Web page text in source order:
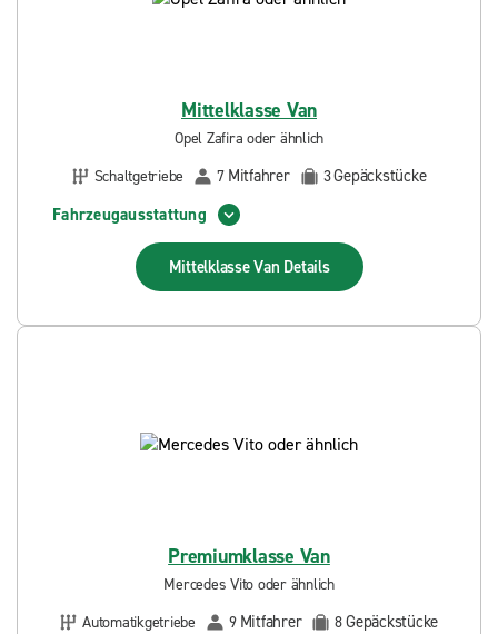
Mittelklasse Van
Opel Zafira oder ähnlich
Schaltgetriebe
7 Mitfahrer 3Gepäckstücke
Fahrzeugausstattung
Mittelklasse Van Details
Premiumklasse Van
Mercedes Vito oder ähnlich
Automatikgetriebe
9 Mitfahrer 8Gepäckstücke